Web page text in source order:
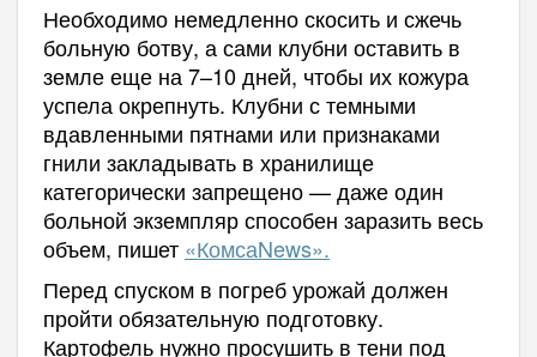
Необходимо немедленно скосить и сжечь
больную ботву, а сами клубни оставить в
земле еще на 7–10 дней, чтобы их кожура
успела окрепнуть. Клубни с темными
вдавленными пятнами или признаками
гнили закладывать в хранилище
категорически запрещено — даже один
больной экземпляр способен заразить весь
объем, пишет «КомсаNews».
Перед спуском в погреб урожай должен
пройти обязательную подготовку.
Картофель нужно просушить в тени под